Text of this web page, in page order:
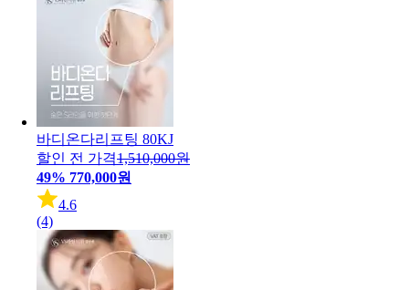
바디온다리프팅 80KJ
할인 전 가격1,510,000원
49% 770,000원
4.6
(4)